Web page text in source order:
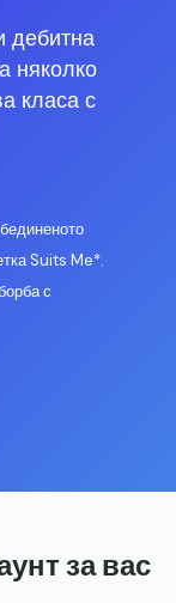
няколко
класа с
Suits Me*.
с
за вас